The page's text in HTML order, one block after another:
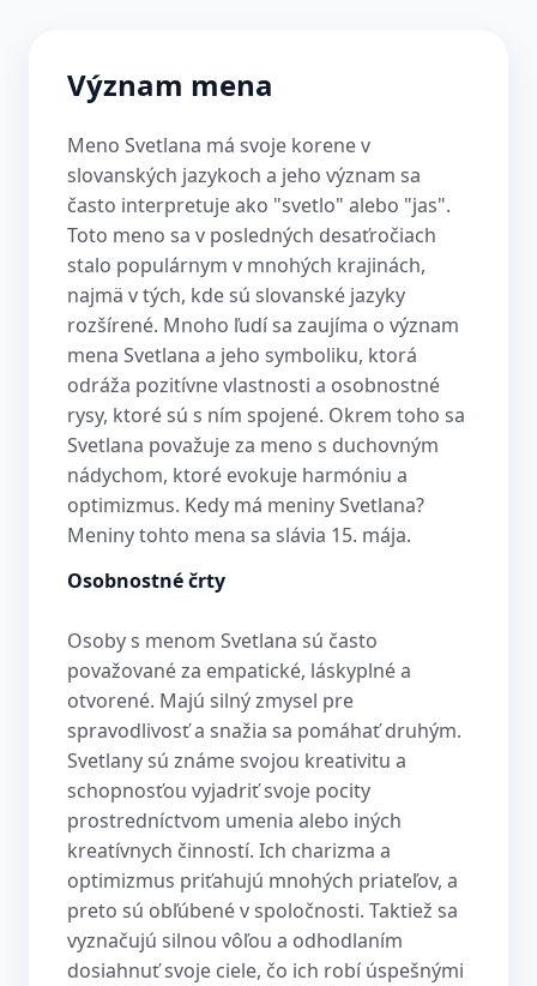
Význam mena
Meno Svetlana má svoje korene v
slovanských jazykoch a jeho význam sa
často interpretuje ako "svetlo" alebo "jas".
Toto meno sa v posledných desaťročiach
stalo populárnym v mnohých krajinách,
najmä v tých, kde sú slovanské jazyky
rozšírené. Mnoho ľudí sa zaujíma o význam
mena Svetlana a jeho symboliku, ktorá
odráža pozitívne vlastnosti a osobnostné
rysy, ktoré sú s ním spojené. Okrem toho sa
Svetlana považuje za meno s duchovným
nádychom, ktoré evokuje harmóniu a
optimizmus. Kedy má meniny Svetlana?
Meniny tohto mena sa slávia 15. mája.
Osobnostné črty
Osoby s menom Svetlana sú často
považované za empatické, láskyplné a
otvorené. Majú silný zmysel pre
spravodlivosť a snažia sa pomáhať druhým.
Svetlany sú známe svojou kreativitu a
schopnosťou vyjadriť svoje pocity
prostredníctvom umenia alebo iných
kreatívnych činností. Ich charizma a
optimizmus priťahujú mnohých priateľov, a
preto sú obľúbené v spoločnosti. Taktiež sa
vyznačujú silnou vôľou a odhodlaním
dosiahnuť svoje ciele, čo ich robí úspešnými